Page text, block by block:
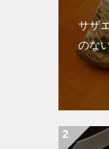
サザ
のな